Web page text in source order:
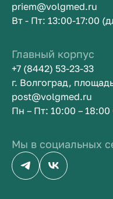
Мы в социальных
priem@volgmed.ru
Вт - Пт: 13:00-17:00
Главный корпус
+7 (8442) 53-23-33
г. Волгоград,
post@volgmed.ru
Пн – Пт: 10:00 –